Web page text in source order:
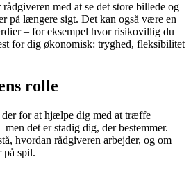
med at se det store billede og
på længere sigt. Det kan også være en
– for eksempel hvor risikovillig du
for dig økonomisk: tryghed, fleksibilitet
rolle
for at hjælpe dig med at træffe
det er stadig dig, der bestemmer.
hvordan rådgiveren arbejder, og om
på spil.